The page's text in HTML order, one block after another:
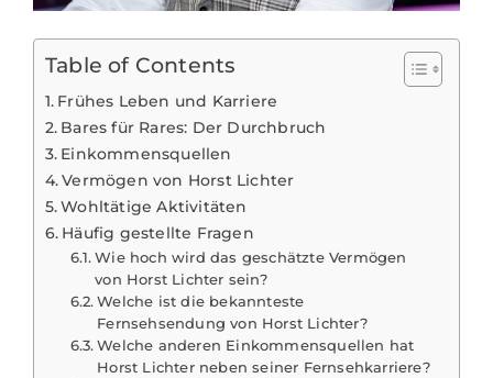
Table of Contents
Frühes Leben und Karriere
Bares für Rares: Der Durchbruch
Einkommensquellen
Vermögen von Horst Lichter
Wohltätige Aktivitäten
Häufig gestellte Fragen
Wie hoch wird das geschätzte Vermögen
von Horst Lichter sein?
Welche ist die bekannteste
Fernsehsendung von Horst Lichter?
Welche anderen Einkommensquellen hat
Horst Lichter neben seiner Fernsehkarriere?